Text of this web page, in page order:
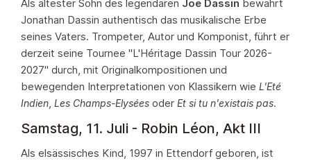
4.15. 2011
4.16. 2010
4.17. 2009
4.18. 2008 - 5. Ausgabe
4.19. 2005 - Gründung der Estivales d'Obernai
Als ältester Sohn des legendären Joe Dassin bewahrt
Jonathan Dassin authentisch das musikalische Erbe
seines Vaters. Trompeter, Autor und Komponist, führt er
derzeit seine Tournee "L'Héritage Dassin Tour 2026-
2027" durch, mit Originalkompositionen und
bewegenden Interpretationen von Klassikern wie L'Eté
Indien Les Champs-Elysées oder Et si tu n'existais pas.
Samstag, 11. Juli - Robin Léon, Akt III
Als elsässisches Kind, 1997 in Ettendorf geboren, ist